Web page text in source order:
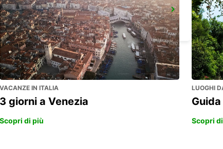
PARIGI CHARLES DE GAULLE AEROPORTO T2
ROISSY EN FRANCE - FRANCE
VACANZE IN ITALIA
3 giorni a Venezia
Scopri di più
LUOGHI
Scopri